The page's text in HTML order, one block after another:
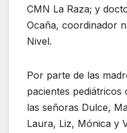
CMN La Raza; y
Ocaña, coordinador
Nivel.
Por parte de las
pacientes
las señoras Dulce,
Laura, Liz, Mónica y